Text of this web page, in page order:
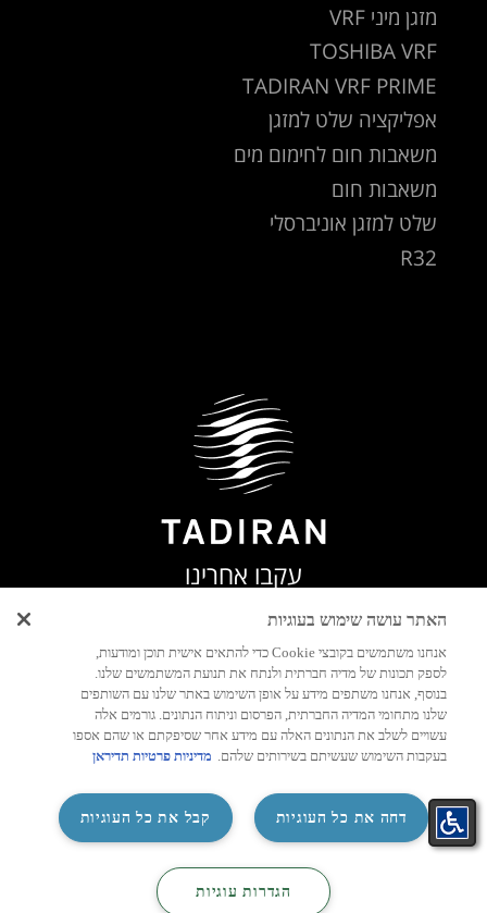
מזגן מיני VRF
TOSHIBA VRF
TADIRAN VRF PRIME
אפליקציה שלט למזגן
משאבות חום לחימום מים
משאבות חום
שלט למזגן אוניברסלי
R32
עקבו אחרינו
האתר עושה שימוש בעוגיות
אנחנו משתמשים בקובצי Cookie כדי להתאים אישית תוכן ומודעות,
לספק תכונות של מדיה חברתית ולנתח את תנועת המשתמשים שלנו.
בנוסף, אנחנו משתפים מידע על אופן השימוש באתר שלנו עם השותפים
שלנו מתחומי המדיה החברתית, הפרסום וניתוח הנתונים. גורמים אלה
עשויים לשלב את הנתונים האלה עם מידע אחר שסיפקתם או שהם אספו
בעקבות השימוש שעשיתם בשירותים שלהם. מדיניות פרטיות תדיראן
קבל את כל העוגיות ‏דחה את כל העוגיות
‏הגדרות עוגיות